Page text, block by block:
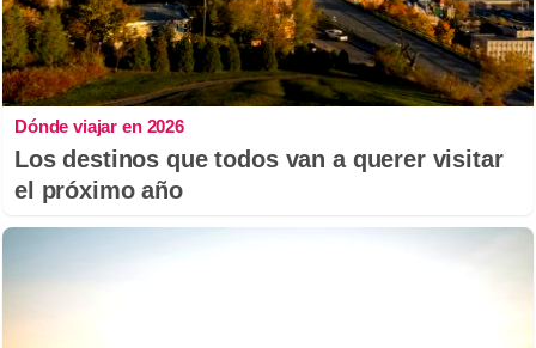
Dónde viajar en 2026
Los destinos que todos van a querer visitar
el próximo año